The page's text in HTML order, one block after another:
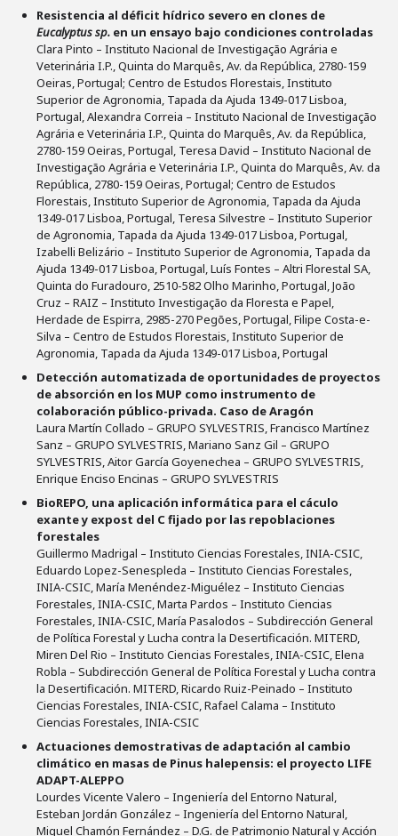
Resistencia al déficit hídrico severo en clones de
Eucalyptus sp. en un ensayo bajo condiciones controladas
Clara Pinto – Instituto Nacional de Investigação Agrária e
Veterinária I.P., Quinta do Marquês, Av. da República, 2780-159
Oeiras, Portugal; Centro de Estudos Florestais, Instituto
Superior de Agronomia, Tapada da Ajuda 1349-017 Lisboa,
Portugal, Alexandra Correia – Instituto Nacional de Investigação
Agrária e Veterinária I.P., Quinta do Marquês, Av. da República,
2780-159 Oeiras, Portugal, Teresa David – Instituto Nacional de
Investigação Agrária e Veterinária I.P., Quinta do Marquês, Av. da
República, 2780-159 Oeiras, Portugal; Centro de Estudos
Florestais, Instituto Superior de Agronomia, Tapada da Ajuda
1349-017 Lisboa, Portugal, Teresa Silvestre – Instituto Superior
de Agronomia, Tapada da Ajuda 1349-017 Lisboa, Portugal,
Izabelli Belizário – Instituto Superior de Agronomia, Tapada da
Ajuda 1349-017 Lisboa, Portugal, Luís Fontes – Altri Florestal SA,
Quinta do Furadouro, 2510-582 Olho Marinho, Portugal, João
Cruz – RAIZ – Instituto Investigação da Floresta e Papel,
Herdade de Espirra, 2985-270 Pegões, Portugal, Filipe Costa-e-
Silva – Centro de Estudos Florestais, Instituto Superior de
Agronomia, Tapada da Ajuda 1349-017 Lisboa, Portugal
Detección automatizada de oportunidades de proyectos
de absorción en los MUP como instrumento de
colaboración público-privada. Caso de Aragón
Laura Martín Collado – GRUPO SYLVESTRIS, Francisco Martínez
Sanz – GRUPO SYLVESTRIS, Mariano Sanz Gil – GRUPO
SYLVESTRIS, Aitor García Goyenechea – GRUPO SYLVESTRIS,
Enrique Enciso Encinas – GRUPO SYLVESTRIS
BioREPO, una aplicación informática para el cáculo
exante y expost del C fijado por las repoblaciones
forestales
Guillermo Madrigal – Instituto Ciencias Forestales, INIA-CSIC,
Eduardo Lopez-Senespleda – Instituto Ciencias Forestales,
INIA-CSIC, María Menéndez-Miguélez – Instituto Ciencias
Forestales, INIA-CSIC, Marta Pardos – Instituto Ciencias
Forestales, INIA-CSIC, María Pasalodos – Subdirección General
de Política Forestal y Lucha contra la Desertificación. MITERD,
Miren Del Rio – Instituto Ciencias Forestales, INIA-CSIC, Elena
Robla – Subdirección General de Política Forestal y Lucha contra
la Desertificación. MITERD, Ricardo Ruiz-Peinado – Instituto
Ciencias Forestales, INIA-CSIC, Rafael Calama – Instituto
Ciencias Forestales, INIA-CSIC
Actuaciones demostrativas de adaptación al cambio
climático en masas de Pinus halepensis: el proyecto LIFE
ADAPT-ALEPPO
Lourdes Vicente Valero – Ingeniería del Entorno Natural,
Esteban Jordán González – Ingeniería del Entorno Natural,
Miguel Chamón Fernández – D.G. de Patrimonio Natural y Acción